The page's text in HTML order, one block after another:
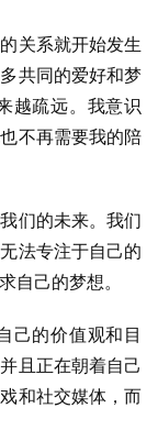
关系就开始发生
共同的爱好和梦
越疏远。我意识
不再需要我的陪
们的未来。我们
法专注于自己的
自己的梦想。
己的价值观和目
且正在朝着自己
和社交媒体，而